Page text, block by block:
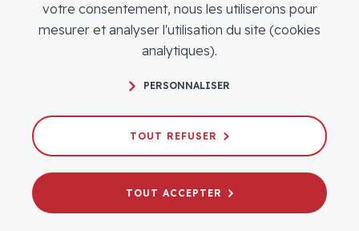
robotique, newspace : revivez les
conférences SIDO en replay !
CROISSANCE
votre consentement, nous les utiliserons pour
mesurer et analyser l'utilisation du site (cookies
analytiques).
PERSONNALISER
TOUT REFUSER
TOUT ACCEPTER